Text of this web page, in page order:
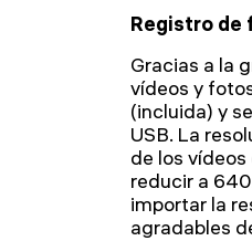
Registro de
Gracias a la
vídeos y
(incluida) y
USB. La
de los
reducir a
importar la
agradables